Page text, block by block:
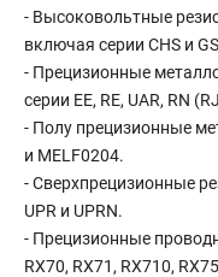
- Высоковольтные
включая серии CHS и
- Прецизионные
серии EE, RE, UAR, RN
- Полу прецизионные
и MELF0204.
- Сверхпрецизионные
UPR и UPRN.
- Прецизионные
RX70, RX71, RX710,